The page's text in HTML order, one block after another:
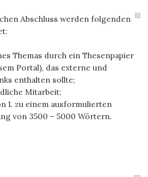
1
Abschluss werden folgenden
Themas durch ein Thesenpapier
Portal), das externe und
enthalten sollte;
Mitarbeit;
1. zu einem ausformulierten
von 3500 – 5000 Wörtern.